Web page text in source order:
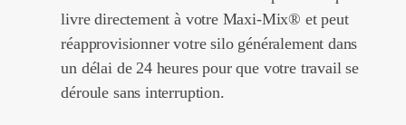
livre directement à votre Maxi-Mix® et peut
réapprovisionner votre silo généralement dans
un délai de 24 heures pour que votre travail se
déroule sans interruption.